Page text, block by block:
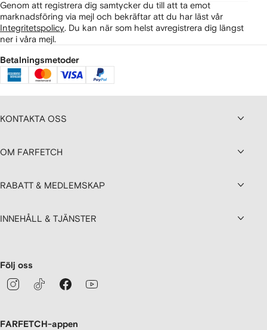
Genom att registrera dig samtycker du till att ta emot
marknadsföring via mejl och bekräftar att du har läst vår
Integritetspolicy. Du kan när som helst avregistrera dig längst
ner i våra mejl.
Betalningsmetoder
KONTAKTA OSS
OM FARFETCH
RABATT & MEDLEMSKAP
INNEHÅLL & TJÄNSTER
Följ oss
FARFETCH-appen